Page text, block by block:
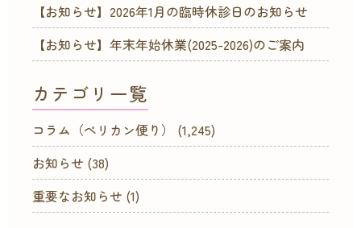
【お知らせ】2026年1月の臨時休診日のお知らせ
【お知らせ】年末年始休業(2025-2026)のご案内
カテゴリ一覧
コラム（ペリカン便り）
(1,245)
お知らせ (38)
重要なお知らせ (1)